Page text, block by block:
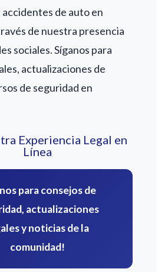
accidentes de auto en
de nuestra presencia
sociales. Síganos para
actualizaciones de
de seguridad en
Experiencia Legal en
Línea
para consejos de
actualizaciones
y noticias de la
comunidad!